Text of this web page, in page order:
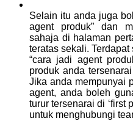
Selain itu anda juga
agent produk” dan
sahaja di halaman
teratas sekali.
“cara jadi agent
produk anda
Jika anda mempunyai
agent, anda boleh
turur tersenarai di ‘first
untuk menghubungi